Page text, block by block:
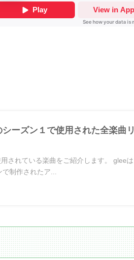
シーズン１で使用された全楽曲リ
されている楽曲をご紹介します。 gleeは
制作されたア...